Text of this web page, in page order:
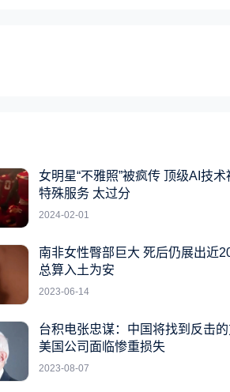
女明星“不雅照”被疯传 顶级AI技
特殊服务 太过分
2024-02-01
南非女性臀部巨大 死后仍展出近
总算入土为安
2023-06-14
台积电张忠谋：中国将找到反击
美国公司面临惨重损失
2023-08-07